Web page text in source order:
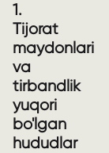
1.
Tijorat
maydonlari
va
tirbandlik
yuqori
bo'lgan
hududlar